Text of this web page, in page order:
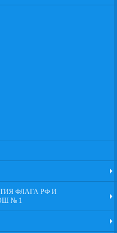
ФЛАГА РФ И
№ 1